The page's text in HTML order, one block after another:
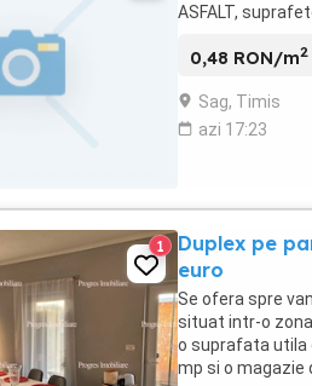
ASFALT,
0,48 RON/m2
Sag, Timis
azi 17:23
1
Duplex pe
euro
Se ofera spre
situat intr-o
o suprafata utila
mp si o magazie